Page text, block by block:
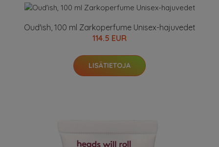
Oud'ish, 100 ml Zarkoperfume Unisex-hajuvedet
114.5 EUR
LISÄTIETOJA